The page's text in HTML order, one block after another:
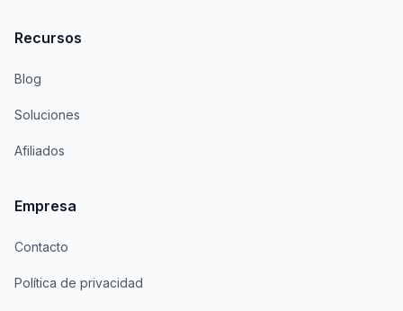
Recursos
Blog
Soluciones
Afiliados
Empresa
Contacto
Política de privacidad